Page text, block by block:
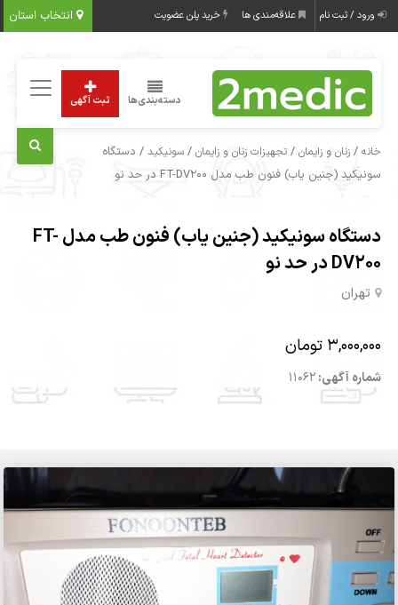
انتخاب استان ورود / ثبت نام علاقه‌مندی ها خرید پلن عضویت
دسته‌بندی‌ها ثبت آگهی
خانه /زنان و زایمان /تجهیزات زنان و زایمان /سونیکید / دستگاه
سونیکید (جنین یاب) فنون طب مدل FT-DV200 در حد نو
دستگاه سونیکید (جنین یاب) فنون طب مدل FT-
DV200 در حد نو
تهران
3,000,000 تومان
شماره آگهی:11062